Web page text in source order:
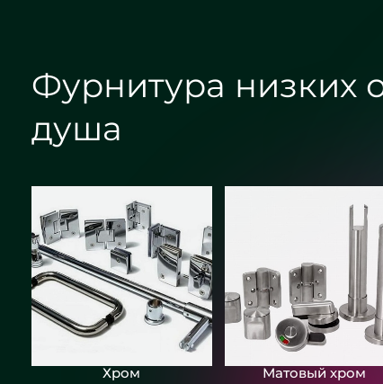
Фурнитура низких
душа
Хром Матовый хром